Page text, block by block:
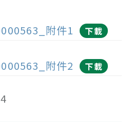
附件1
下載
附件2 下載